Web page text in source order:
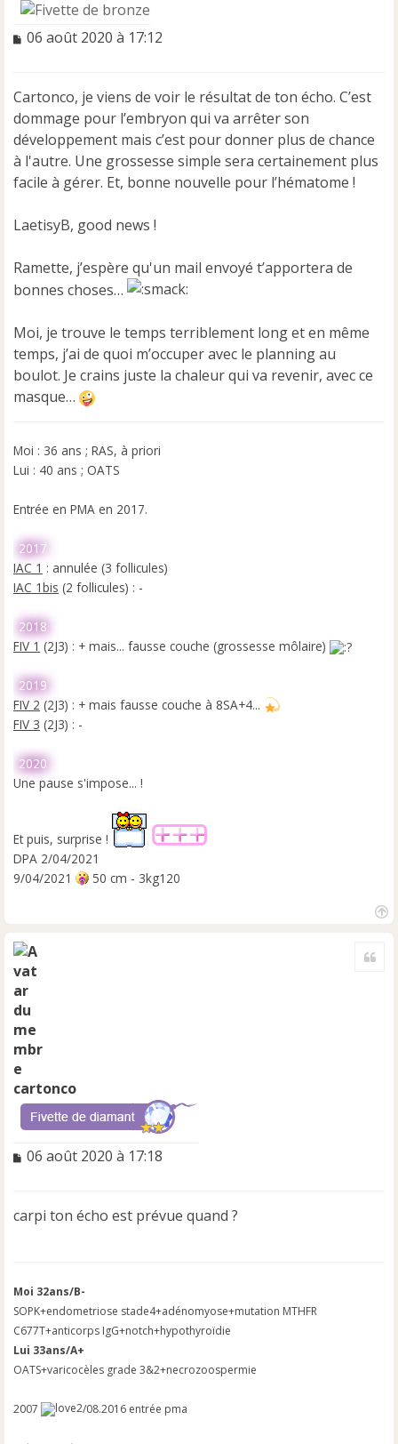
M
a
g
e
n
o
n
u
06 août 2020 à 17:12
Cartonco, je viens de voir le résultat de ton écho. C’est
dommage pour l’embryon qui va arrêter son
développement mais c’est pour donner plus de chance
à l'autre. Une grossesse simple sera certainement plus
facile à gérer. Et, bonne nouvelle pour l’hématome !
LaetisyB, good news !
Ramette, j’espère qu'un mail envoyé t’apportera de
bonnes choses…
Moi, je trouve le temps terriblement long et en même
temps, j’ai de quoi m’occuper avec le planning au
boulot. Je crains juste la chaleur qui va revenir, avec ce
masque…
Moi : 36 ans ; RAS, à priori
Lui : 40 ans ; OATS
Entrée en PMA en 2017.
2017
IAC 1 : annulée (3 follicules)
IAC 1bis (2 follicules) : -
2018
FIV 1 (2J3) : + mais... fausse couche (grossesse môlaire)
2019
FIV 2 (2J3) : + mais fausse couche à 8SA+4...
FIV 3 (2J3) : -
2020
Une pause s'impose... !
Et puis, surprise !
DPA 2/04/2021
9/04/2021
50 cm - 3kg120
cartonco
M
a
o
n
l
u
06 août 2020 à 17:18
carpi ton écho est prévue quand ?
Moi 32ans/B-
SOPK+endometriose stade4+adénomyose+mutation MTHFR
C677T+anticorps IgG+notch+hypothyroïdie
Lui 33ans/A+
OATS+varicocèles grade 3&2+necrozoospermie
2007 /08.2016 entrée pma